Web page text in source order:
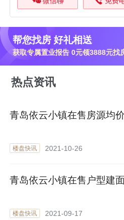
帮您找房 好礼相送
获取专属置业报告 0元领3888元找
热点资讯
青岛依云小镇在售房源均
楼盘快讯 2021-10-26
青岛依云小镇在售户型建
楼盘快讯 2021-09-17